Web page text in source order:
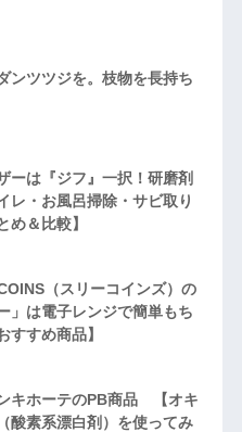
ンツツジを。枝物を長持ち
ーは『ジフ』一択！研磨剤
レ・お風呂掃除・サビ取り
め＆比較】
（スリーコインズ）の
」は電子レンジで簡単もち
すすめ商品】
キホーテのPB商品 【オキ
酸素系漂白剤）を使ってみ